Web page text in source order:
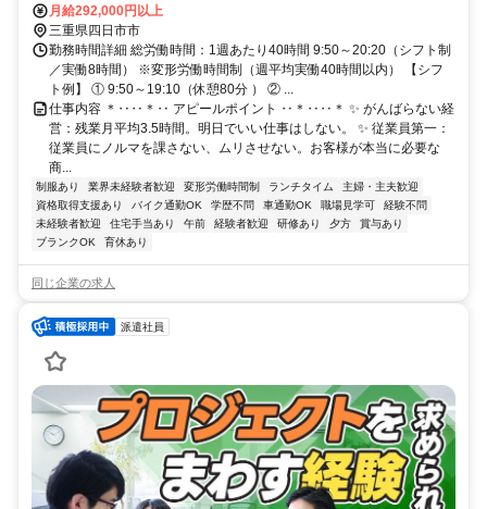
市IC」：約10〜15分。
月給292,000円以上
三重県四日市市
勤務時間詳細 総労働時間：1週あたり40時間 9:50～20:20（シフト制
／実働8時間） ※変形労働時間制（週平均実働40時間以内） 【シフ
ト例】 ① 9:50～19:10（休憩80分 ） ② ...
仕事内容 ＊‥‥＊‥ アピールポイント ‥＊‥‥＊ ✨ がんばらない経
営：残業月平均3.5時間。明日でいい仕事はしない。 ✨ 従業員第一：
従業員にノルマを課さない、ムリさせない。お客様が本当に必要な
商...
制服あり 業界未経験者歓迎 変形労働時間制 ランチタイム
主婦・主夫歓迎
資格取得支援あり
バイク通勤OK 学歴不問 車通勤OK 職場見学可
経験不問
未経験者歓迎
住宅手当あり 午前 経験者歓迎 研修あり 夕方
賞与あり
ブランクOK
育休あり
同じ企業の求人
派遣社員